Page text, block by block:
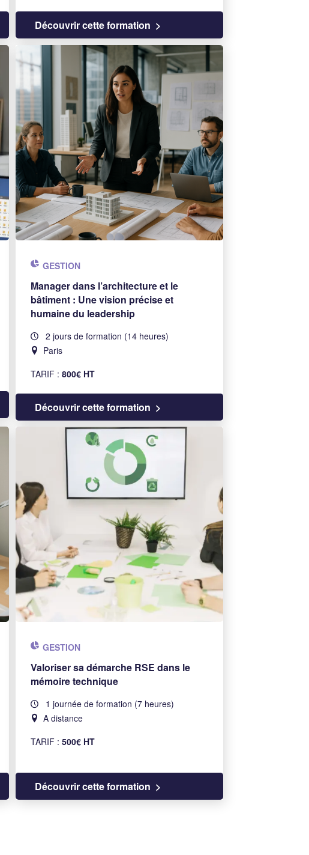
Découvrir cette formation
GESTION
Manager dans l’architecture et le
bâtiment : Une vision précise et
humaine du leadership
2 jours de formation (14 heures)
Paris
TARIF : 800€ HT
Découvrir cette formation
GESTION
Valoriser sa démarche RSE dans le
mémoire technique
1 journée de formation (7 heures)
A distance
TARIF : 500€ HT
Découvrir cette formation